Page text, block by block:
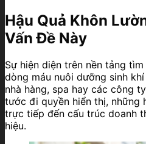
Hậu Quả Khôn
Vấn Đề Này
Sự hiện diện trên nền tảng
dòng máu nuôi dưỡng sinh
nhà hàng, spa hay các công
tước đi quyền hiển thị, những
trực tiếp đến cấu trúc doanh
hiệu.